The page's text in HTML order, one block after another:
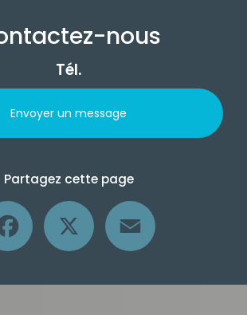
nous
Tél.
Envoyer un message
Partagez cette page
Facebook